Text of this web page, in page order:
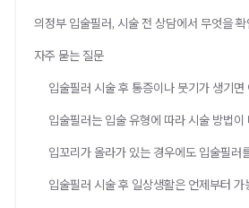
의정부 입술필러, 시술 전 상담에서 무엇을
자주 묻는 질문
입술필러 시술 후 통증이나 붓기가 생기면
입술필러는 입술 유형에 따라 시술 방법이
입꼬리가 올라가 있는 경우에도 입술필러
입술필러 시술 후 일상생활은 언제부터 가